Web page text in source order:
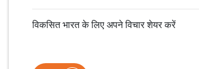
विकसित भारत के लिए अपने विचार शेयर करें